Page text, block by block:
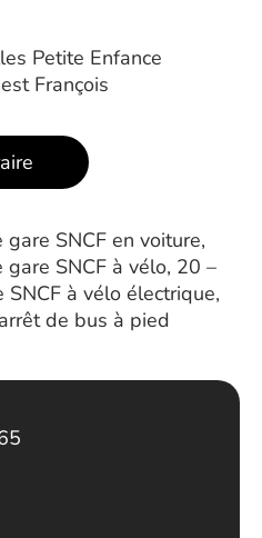
Petite Enfance
François
gare SNCF en voiture,
gare SNCF à vélo, 20 –
SNCF à vélo électrique,
de bus à pied